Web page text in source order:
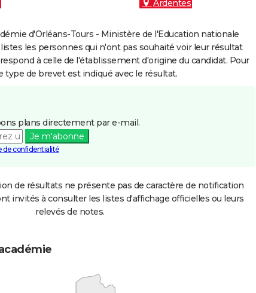
Ardentes
d'Orléans-Tours - Ministère de l'Education nationale
les personnes qui n'ont pas souhaité voir leur résultat
à celle de l'établissement d'origine du candidat. Pour
type de brevet est indiqué avec le résultat.
plans directement par e-mail.
Je m'abonne
de confidentialité
de résultats ne présente pas de caractère de notification
invités à consulter les listes d'affichage officielles ou leurs
relevés de notes.